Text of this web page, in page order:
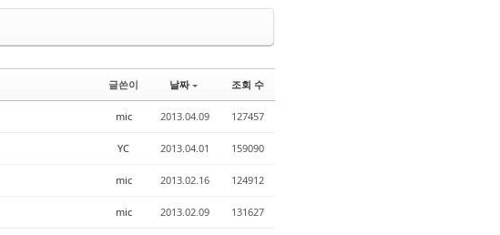
글쓴이 날짜 조회 수
mic 2013.04.09 127457
YC 2013.04.01 159090
mic 2013.02.16 124912
mic 2013.02.09 131627